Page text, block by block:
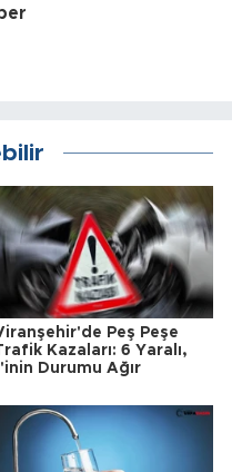
Peş Peşe
Kazaları: 6 Yaralı,
Durumu Ağır